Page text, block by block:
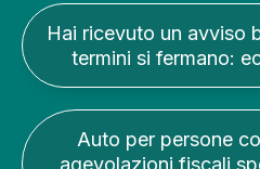
Hai ricevuto un avviso
termini si fermano:
Auto per persone
agevolazioni fiscali